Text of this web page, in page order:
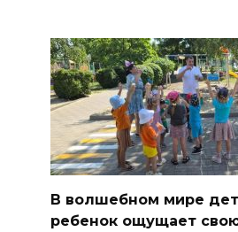
В волшебном мире
ребенок ощущает